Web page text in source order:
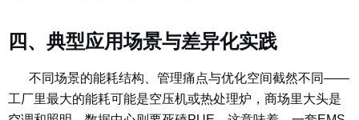
四、典型应用场景与差异化实践
不同场景的能耗结构、管理痛点与优化空间截然不同——
工厂里最大的能耗可能是空压机或热处理炉，商场里大头是